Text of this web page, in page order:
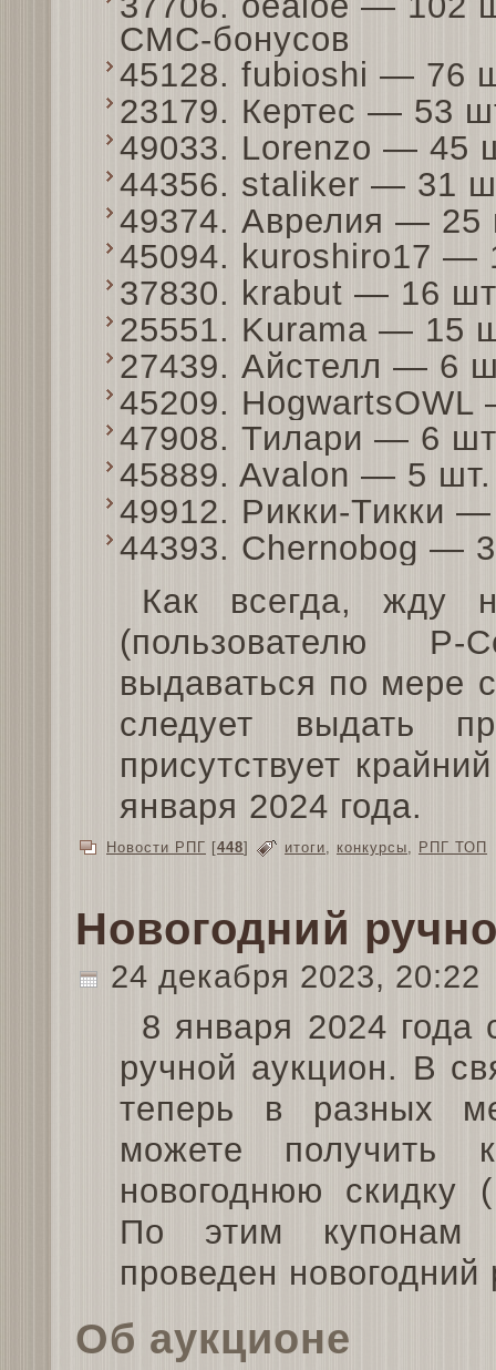
СМС-бонусов
45128. fubioshi — 76
23179. Кертес — 53
49033. Lorenzo — 45
44356. staliker — 31
49374. Аврелия —
45094. kuroshiro17
37830. krabut — 16
25551. Kurama — 15
27439. Айстелл — 6
45209.
47908. Тилари — 6
45889. Avalon — 5
49912. Рикки-Тикки
44393. Chernobog —
Как всегда, жду
(пользователю
выдаваться по мере
следует выдать
присутствует
января 2024 года.
Новости РПГ [448] итоги конкурсы РПГ ТОП
Новогодний
24 декабря 2023, 20:22
8 января 2024 года
ручной аукцион. В
теперь в разных
можете получить
новогоднюю
По этим купонам
проведен
Об аукционе